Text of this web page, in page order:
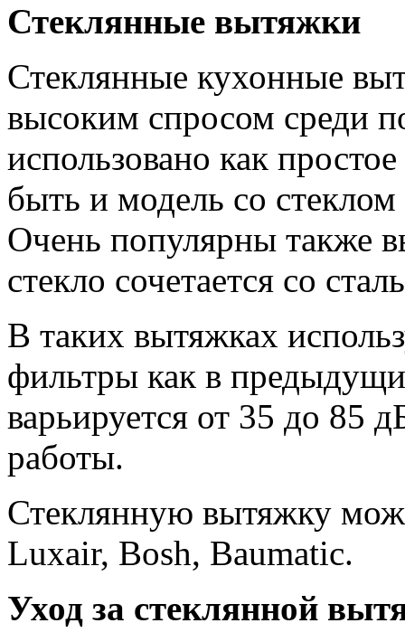
Стеклянные вытяжки
Стеклянные кухонные
высоким спросом среди
использовано как
быть и модель со
Очень популярны также
стекло сочетается со
В таких вытяжках
фильтры как в
варьируется от 35 до 85
работы.
Стеклянную вытяжку
Luxair, Bosh, Baumatic.
Уход за стеклянной